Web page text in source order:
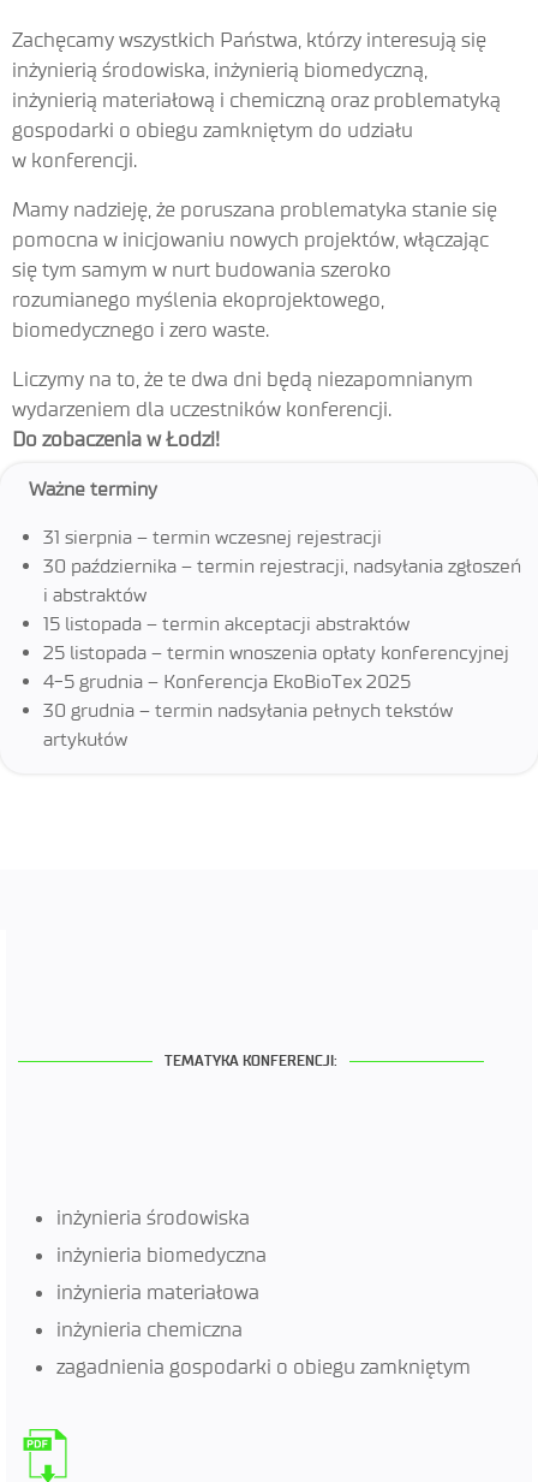
Zachęcamy wszystkich Państwa, którzy interesują się
inżynierią środowiska, inżynierią biomedyczną,
inżynierią materiałową i chemiczną oraz problematyką
gospodarki o obiegu zamkniętym do udziału
w konferencji.
Mamy nadzieję, że poruszana problematyka stanie się
pomocna w inicjowaniu nowych projektów, włączając
się tym samym w nurt budowania szeroko
rozumianego myślenia ekoprojektowego,
biomedycznego i zero waste.
Liczymy na to, że te dwa dni będą niezapomnianym
wydarzeniem dla uczestników konferencji.
Do zobaczenia w Łodzi!
Ważne terminy
31 sierpnia – termin wczesnej rejestracji
30 października – termin rejestracji, nadsyłania zgłoszeń
i abstraktów
15 listopada – termin akceptacji abstraktów
25 listopada – termin wnoszenia opłaty konferencyjnej
4-5 grudnia – Konferencja EkoBioTex 2025
30 grudnia – termin nadsyłania pełnych tekstów
artykułów
TEMATYKA KONFERENCJI:
inżynieria środowiska
inżynieria biomedyczna
inżynieria materiałowa
inżynieria chemiczna
zagadnienia gospodarki o obiegu zamkniętym